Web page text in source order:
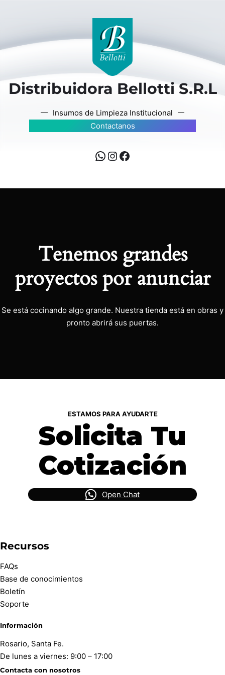
Distribuidora Bellotti S.R.L
Insumos de Limpieza Institucional
Contactanos
Tenemos grandes
proyectos por anunciar
Se está cocinando algo grande. Nuestra tienda está en obras y
pronto abrirá sus puertas.
ESTAMOS PARA AYUDARTE
Solicita Tu
Cotización
Open Chat
Recursos
FAQs
Base de conocimientos
Boletín
Soporte
Información
Rosario, Santa Fe.
De lunes a viernes: 9:00 – 17:00
Contacta con nosotros